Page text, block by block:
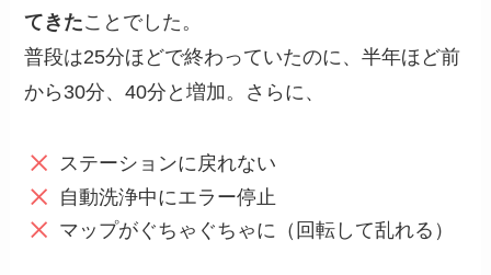
てきたことでした。
普段は25分ほどで終わっていたのに、半年ほど前
から30分、40分と増加。さらに、
ステーションに戻れない
自動洗浄中にエラー停止
マップがぐちゃぐちゃに（回転して乱れる）